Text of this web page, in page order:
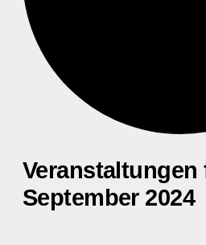
Veranstaltungen
September 2024